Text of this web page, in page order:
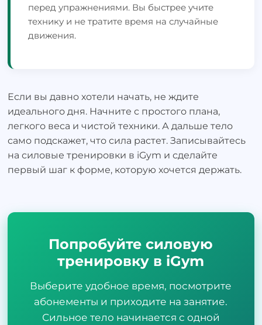
перед упражнениями. Вы быстрее учите
технику и не тратите время на случайные
движения.
Если вы давно хотели начать, не ждите
идеального дня. Начните с простого плана,
легкого веса и чистой техники. А дальше тело
само подскажет, что сила растет. Записывайтесь
на силовые тренировки в iGym и сделайте
первый шаг к форме, которую хочется держать.
Попробуйте силовую
тренировку в iGym
Выберите удобное время, посмотрите
абонементы и приходите на занятие.
Сильное тело начинается с одной